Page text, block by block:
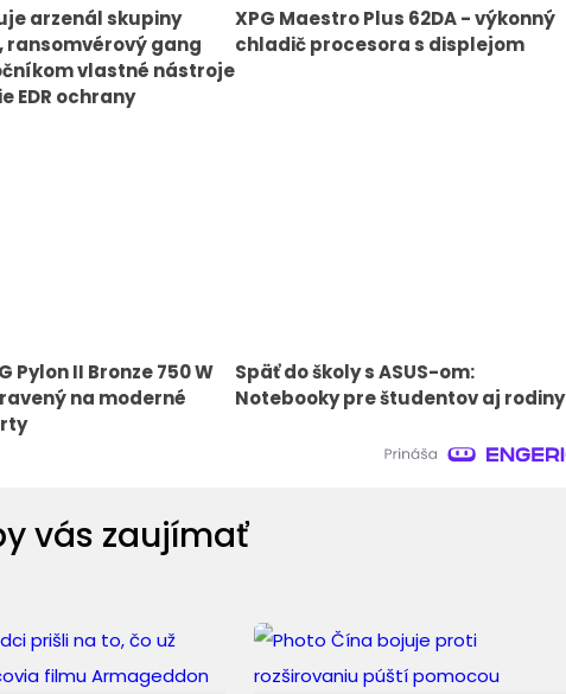
arzenál skupiny
ransomvérový gang
vlastné nástroje
EDR ochrany
XPG Maestro Plus 62DA - výkonný
chladič procesora s displejom
Pylon II Bronze 750 W
na moderné
Späť do školy s ASUS-om:
Notebooky pre študentov aj rodiny
vás zaujímať